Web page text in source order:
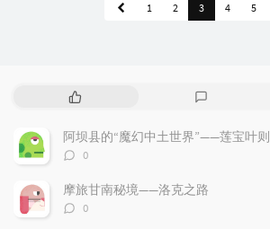
1 2 3 4 5
热
文
章
阿坝县的“魔幻中土世界”——莲宝叶则
评
数：
0
摩旅甘南秘境——洛克之路
评
0